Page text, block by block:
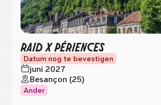
RAID X PÉRIENCES
Datum nog te bevestigen
juni 2027
Besançon (25)
Ander